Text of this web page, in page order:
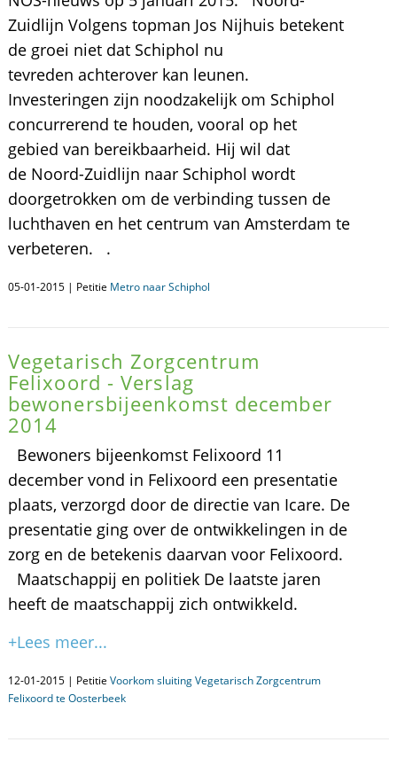
Zuidlijn Volgens topman Jos Nijhuis betekent
de groei niet dat Schiphol nu
tevreden achterover kan leunen.
Investeringen zijn noodzakelijk om Schiphol
concurrerend te houden, vooral op het
gebied van bereikbaarheid. Hij wil dat
de Noord-Zuidlijn naar Schiphol wordt
doorgetrokken om de verbinding tussen de
luchthaven en het centrum van Amsterdam te
verbeteren. .
05-01-2015 | Petitie Metro naar Schiphol
Vegetarisch Zorgcentrum
Felixoord - Verslag
bewonersbijeenkomst december
2014
Bewoners bijeenkomst Felixoord 11
december vond in Felixoord een presentatie
plaats, verzorgd door de directie van Icare. De
presentatie ging over de ontwikkelingen in de
zorg en de betekenis daarvan voor Felixoord.
Maatschappij en politiek De laatste jaren
heeft de maatschappij zich ontwikkeld.
+Lees meer...
12-01-2015 | Petitie Voorkom sluiting Vegetarisch Zorgcentrum
Felixoord te Oosterbeek